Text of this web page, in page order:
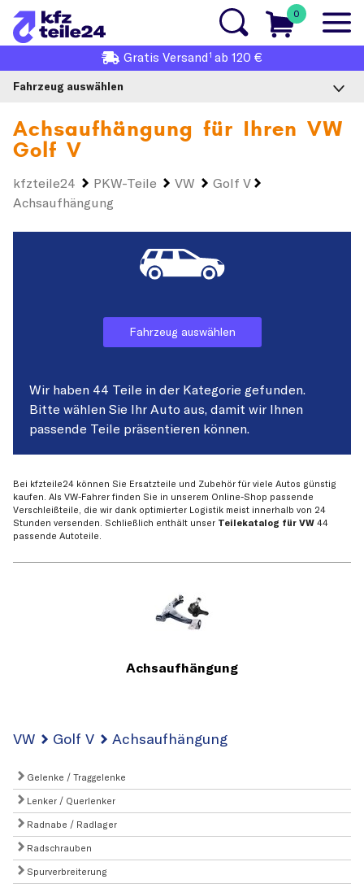
0
Gratis Versand1 ab 120 €
Fahrzeug auswählen
Achsaufhängung für Ihren VW
Golf V
kfzteile24 PKW-Teile VW
Golf V
Achsaufhängung
Fahrzeug auswählen
Wir haben 44 Teile in der Kategorie gefunden.
Bitte wählen Sie Ihr Auto aus, damit wir Ihnen
passende Teile präsentieren können.
Bei kfzteile24 können Sie Ersatzteile und Zubehör für viele Autos günstig
kaufen. Als VW-Fahrer finden Sie in unserem Online-Shop passende
Verschleißteile, die wir dank optimierter Logistik meist innerhalb von 24
Stunden versenden. Schließlich enthält unser Teilekatalog für VW 44
passende Autoteile.
Achsaufhängung
VW Golf V Achsaufhängung
Gelenke / Traggelenke
Lenker / Querlenker
Radnabe / Radlager
Radschrauben
Spurverbreiterung